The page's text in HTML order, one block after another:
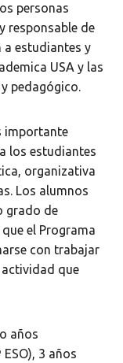
personas
responsable de
estudiantes y
USA y las
pedagógico.
importante
los estudiantes
organizativa
Los alumnos
grado de
el Programa
con trabajar
que
años
3 años